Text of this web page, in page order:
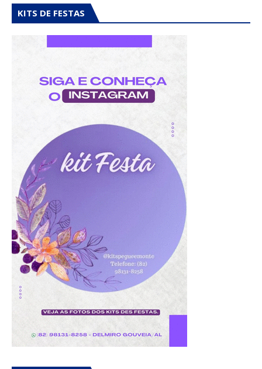
KITS DE FESTAS